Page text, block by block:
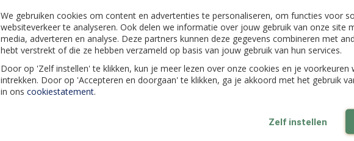
We gebruiken cookies om content en advertenties te personaliseren, om functies voor
websiteverkeer te analyseren. Ook delen we informatie over jouw gebruik van onze site
media, adverteren en analyse. Deze partners kunnen deze gegevens combineren met
hebt verstrekt of die ze hebben verzameld op basis van jouw gebruik van hun services.
Door op 'Zelf instellen' te klikken, kun je meer lezen over onze cookies en je
intrekken. Door op 'Accepteren en doorgaan' te klikken, ga je akkoord met het gebruik
in ons cookiestatement.
Zelf instellen
8712438619632